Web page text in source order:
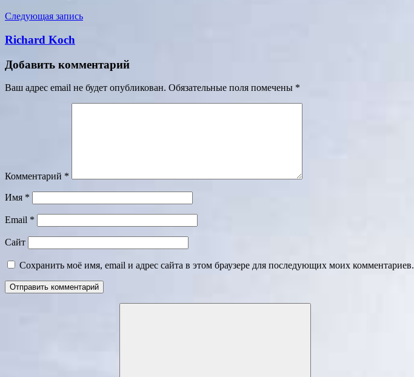
Следующая запись
Richard Koch
Добавить комментарий
Ваш адрес email не будет опубликован. Обязательные поля помечены *
Комментарий *
Имя *
Email *
Сайт
Сохранить моё имя, email и адрес сайта в этом браузере для последующих моих комментариев.